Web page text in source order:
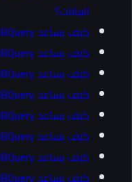
البيانات؟
كيف يساعد iDBQuery فرق المنتج والنمو؟
كيف يساعد iDBQuery فرق العقارات؟
كيف يساعد iDBQuery الاستشاريين والمستشارين؟
كيف يساعد iDBQuery أصحاب الأعمال الصغيرة؟
كيف يساعد iDBQuery المدير المالي؟
كيف يساعد iDBQuery المراقب المالي؟
كيف يساعد iDBQuery فريق عمليات الإيرادات (RevOps)؟
كيف يساعد iDBQuery عمليات المبيعات؟